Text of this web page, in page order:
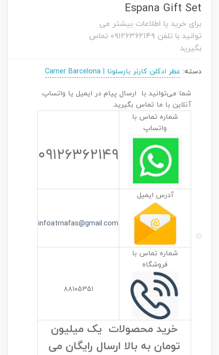
Espana Gift Set
برای خرید یا اطلاعات بیشتر می
توانید با تلفن ۰۹۱۲۶۳۶۲۱۴۹ تماس
بگیرید
دسته: عطر ادکلن کارنر بارسلونا | Carner Barcelona
شما می‌توانید با ارسال پیام در ایمیل یا واتساپ
آنلاین با ما تماس بگیرید.
شماره تماس با
واتساپ
۰۹۱۲۶۳۶۲۱۴۹
آدرس ایمیل
infoatrnafas@gmail.com
شماره تماس با
فروشگاه
۸۸۱۰۵۳۵۱
خرید محصولات یک میلیون
تومان به بالا ارسال رایگان می